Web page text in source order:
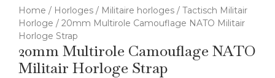
Home / Horloges / Militaire horloges / Tactisch Militair
Horloge / 20mm Multirole Camouflage NATO Militair
Horloge Strap
20mm Multirole Camouflage NATO
Militair Horloge Strap